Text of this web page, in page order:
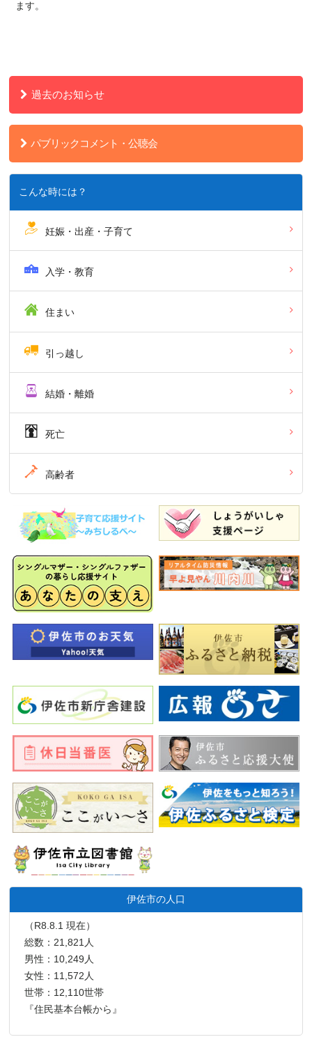
ます。
過去のお知らせ
パブリックコメント・公聴会
こんな時には？
妊娠・出産・子育て
入学・教育
住まい
引っ越し
結婚・離婚
死亡
高齢者
伊佐市の人口
（R8.8.1 現在）
総数：21,821人
男性：10,249人
女性：11,572人
世帯：12,110世帯
『住民基本台帳から』